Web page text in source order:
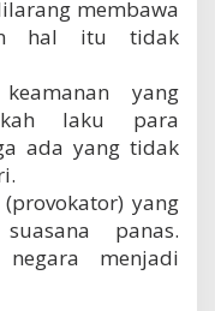
membawa
hal itu tidak
yang
laku para
ada yang tidak
yang
panas.
negara menjadi